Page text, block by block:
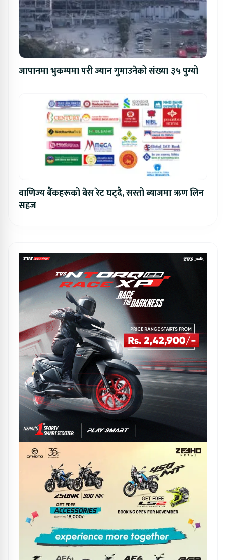
जापानमा भुकम्पमा परी ज्यान गुमाउनेको संख्या ३५ पुग्यो
वाणिज्य बैंकहरूको बेस रेट घट्दै, सस्तो ब्याजमा ऋण लिन
सहज